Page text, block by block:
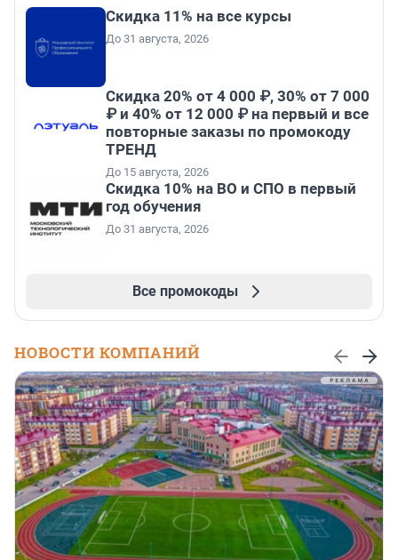
Скидка 11% на все курсы
До 31 августа, 2026
Скидка 20% от 4 000 ₽, 30% от 7 000
₽ и 40% от 12 000 ₽ на первый и все
повторные заказы по промокоду
ТРЕНД
До 15 августа, 2026
Скидка 10% на ВО и СПО в первый
год обучения
До 31 августа, 2026
Все промокоды
НОВОСТИ КОМПАНИЙ